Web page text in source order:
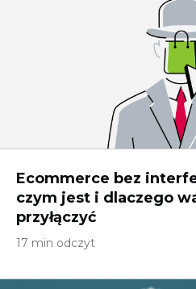
Ecommerce bez
czym jest i dlaczego
przyłączyć
17 min odczyt